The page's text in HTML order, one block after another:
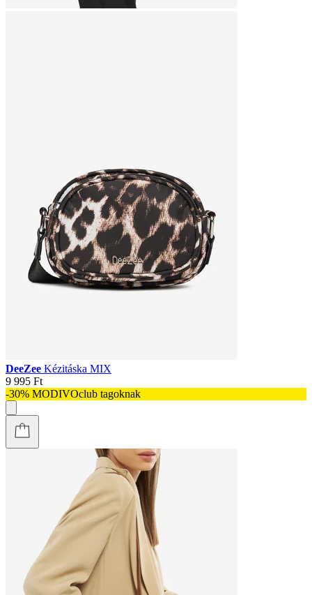
DeeZee Kézitáska MIX
9 995 Ft
-30% MODIVOclub tagoknak